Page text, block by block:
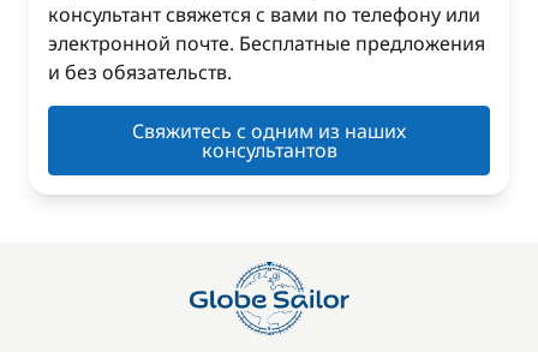
консультант свяжется с вами по телефону или
электронной почте. Бесплатные предложения
и без обязательств.
Свяжитесь с одним из наших
консультантов